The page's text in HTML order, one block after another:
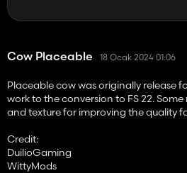
Cow Placeable 18 Ocak 2024 01:06
Placeable cow was originally release
work to the conversion to FS 22.
and texture for improving the quality
Credit:
DuilioGaming
WittyMods